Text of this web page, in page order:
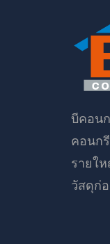
บีคอน
คอนก
รายใ
วัสดุก่